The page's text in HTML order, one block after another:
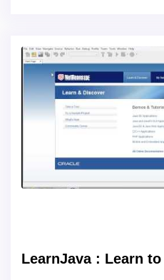
LearnJava : Learn